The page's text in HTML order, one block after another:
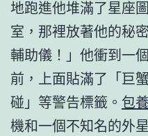
地跑進他堆滿了星座
室，那裡放著他的秘
輔助儀！」他衝到一
前，上面貼滿了「巨
碰」等警告標籤。 包
機和一個不知名的外